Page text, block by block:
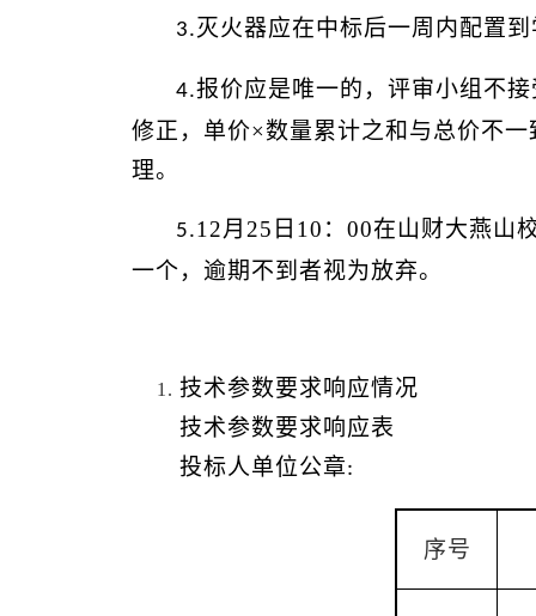
3. 灭火器应在中标后一周内配置
4.报价应是唯一的，评审小组不
修正，单价×数量累计之和与总价不
理。
5.12月25日10：00在山财大燕山
一个，逾期不到者视为放弃。
技术参数要求响应情况
技术参数要求响应表
投标人单位公章:
序号